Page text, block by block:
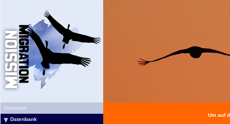
Startseite
Datenbank
Um auf